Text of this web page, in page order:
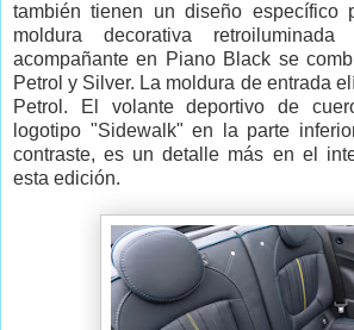
también tienen un diseño específico
moldura decorativa
acompañante en Piano Black se
Petrol y Silver. La moldura de entrada
Petrol. El volante deportivo de
logotipo "Sidewalk" en la parte
contraste, es un detalle más en el
esta edición.